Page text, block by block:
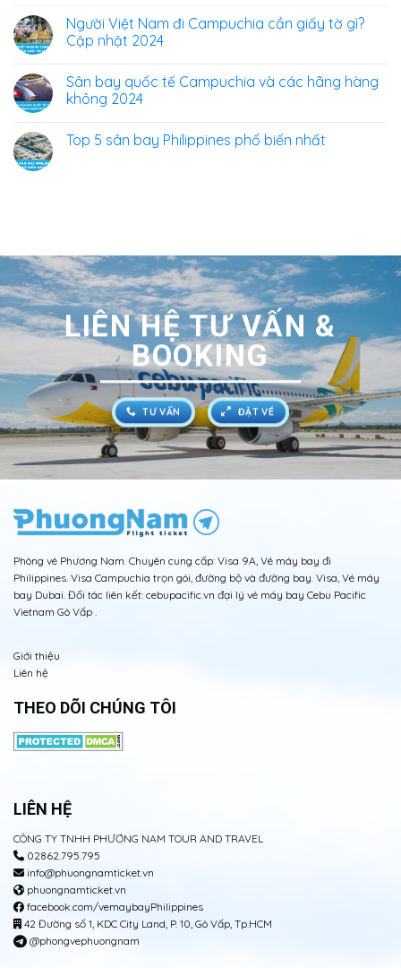
Người Việt Nam đi Campuchia cần giấy tờ gì?
Cập nhật 2024
Sân bay quốc tế Campuchia và các hãng hàng
không 2024
Top 5 sân bay Philippines phổ biến nhất
LIÊN HỆ TƯ VẤN &
BOOKING
TƯ VẤN ĐẶT VÉ
Phòng vé Phương Nam. Chuyên cung cấp: Visa 9A, Vé máy bay đi
Philippines. Visa Campuchia trọn gói, đường bộ và đường bay. Visa, Vé máy
bay Dubai. Đối tác liên kết: cebupacific.vn đại lý vé máy bay Cebu Pacific
Vietnam Gò Vấp .
Giới thiệu
Liên hệ
THEO DÕI CHÚNG TÔI
LIÊN HỆ
CÔNG TY TNHH PHƯƠNG NAM TOUR AND TRAVEL
02862.795.795
info@phuongnamticket.vn
phuongnamticket.vn
facebook.com/vemaybayPhilippines
42 Đường số 1, KDC City Land, P. 10, Gò Vấp, Tp.HCM
@phongvephuongnam